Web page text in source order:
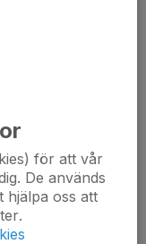
ingår i Ordinarie
ges alltså en
inte bli några
för att vår
De används
hjälpa oss att